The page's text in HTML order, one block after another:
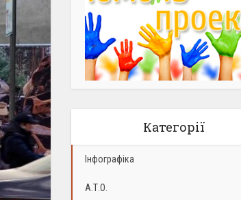
Категорії
Інфографіка
А.Т.О.